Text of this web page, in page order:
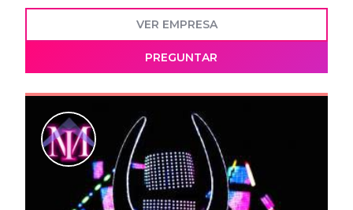
VER EMPRESA
PREGUNTAR